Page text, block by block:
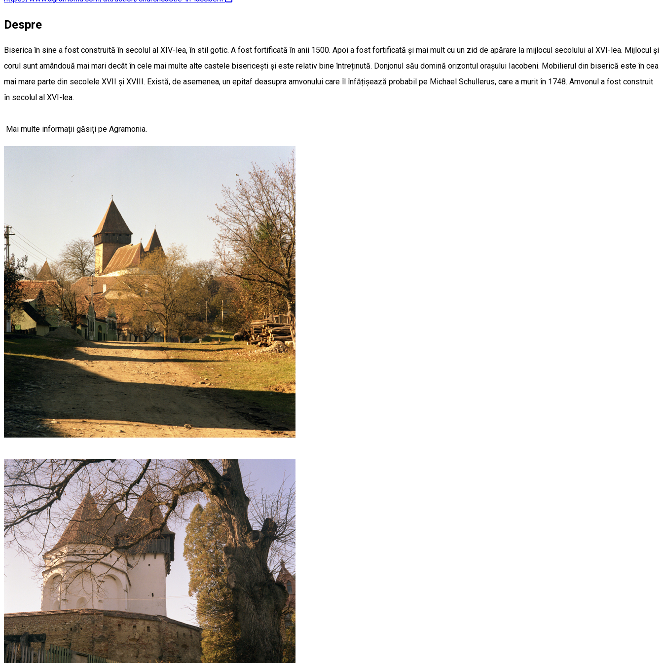
Despre
Biserica în sine a fost construită în secolul al XIV-lea, în stil gotic. A fost fortificată în anii 1500. Apoi a fost fortificată și mai mult cu un zid de apărare la mijlocul secolului al XVI-lea. Mijlocul și
corul sunt amândouă mai mari decât în cele mai multe alte castele bisericești și este relativ bine întreținută. Donjonul său domină orizontul orașului Iacobeni. Mobilierul din biserică este în cea
mai mare parte din secolele XVII și XVIII. Există, de asemenea, un epitaf deasupra amvonului care îl înfățișează probabil pe Michael Schullerus, care a murit în 1748. Amvonul a fost construit
în secolul al XVI-lea.
Mai multe informații găsiți pe Agramonia.